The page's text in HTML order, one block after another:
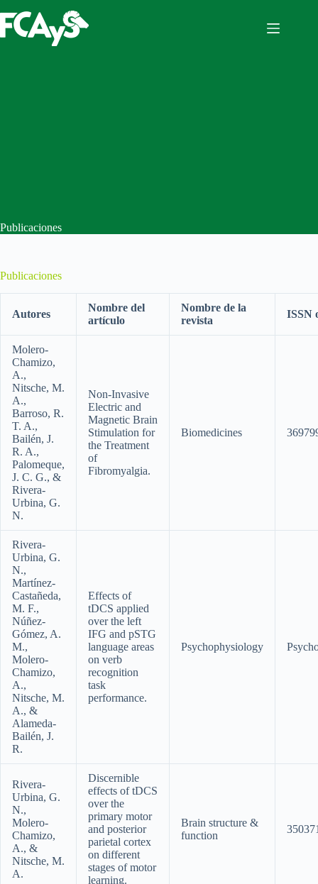
al
contenido
Publicaciones
Publicaciones
Autores
Nombre del
artículo
Nombre de la
revista
ISSN
Molero-
Chamizo,
A.,
Nitsche, M.
A.,
Barroso, R.
T. A.,
Bailén, J.
R. A.,
Palomeque,
J. C. G., &
Rivera-
Urbina, G.
N.
Non-Invasive
Electric and
Magnetic Brain
Stimulation for
the Treatment
of
Fibromyalgia.
Biomedicines
Rivera-
Urbina, G.
N.,
Martínez-
Castañeda,
M. F.,
Núñez-
Gómez, A.
M.,
Molero-
Chamizo,
A.,
Nitsche, M.
A., &
Alameda-
Bailén, J.
R.
Effects of
tDCS applied
over the left
IFG and pSTG
language areas
on verb
recognition
task
performance.
Psychophysiology
Rivera-
Urbina, G.
N.,
Molero-
Chamizo,
A., &
Nitsche, M.
A.
Discernible
effects of tDCS
over the
primary motor
and posterior
parietal cortex
on different
stages of motor
learning.
Brain structure &
function